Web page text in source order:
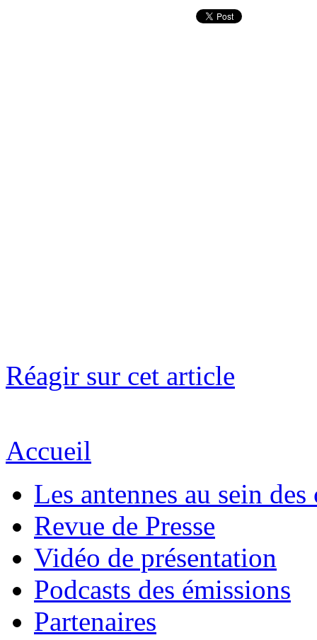
Réagir sur cet article
Accueil
Les antennes au sein des
Revue de Presse
Vidéo de présentation
Podcasts des émissions
Partenaires